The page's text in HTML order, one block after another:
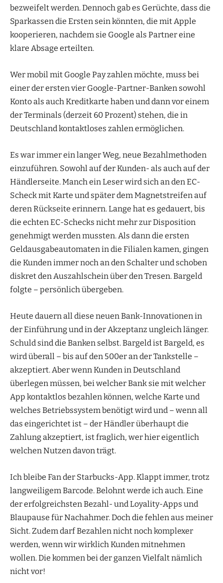
bezweifelt werden. Dennoch gab es Gerüchte, dass die
Sparkassen die Ersten sein könnten, die mit Apple
kooperieren, nachdem sie Google als Partner eine
klare Absage erteilten.
Wer mobil mit Google Pay zahlen möchte, muss bei
einer der ersten vier Google-Partner-Banken sowohl
Konto als auch Kreditkarte haben und dann vor einem
der Terminals (derzeit 60 Prozent) stehen, die in
Deutschland kontaktloses zahlen ermöglichen.
Es war immer ein langer Weg, neue Bezahlmethoden
einzuführen. Sowohl auf der Kunden- als auch auf der
Händlerseite. Manch ein Leser wird sich an den EC-
Scheck mit Karte und später dem Magnetstreifen auf
deren Rückseite erinnern. Lange hat es gedauert, bis
die echten EC-Schecks nicht mehr zur Disposition
genehmigt werden mussten. Als dann die ersten
Geldausgabeautomaten in die Filialen kamen, gingen
die Kunden immer noch an den Schalter und schoben
diskret den Auszahlschein über den Tresen. Bargeld
folgte – persönlich übergeben.
Heute dauern all diese neuen Bank-Innovationen in
der Einführung und in der Akzeptanz ungleich länger.
Schuld sind die Banken selbst. Bargeld ist Bargeld, es
wird überall – bis auf den 500er an der Tankstelle –
akzeptiert. Aber wenn Kunden in Deutschland
überlegen müssen, bei welcher Bank sie mit welcher
App kontaktlos bezahlen können, welche Karte und
welches Betriebssystem benötigt wird und – wenn all
das eingerichtet ist – der Händler überhaupt die
Zahlung akzeptiert, ist fraglich, wer hier eigentlich
welchen Nutzen davon trägt.
Ich bleibe Fan der Starbucks-App. Klappt immer, trotz
langweiligem Barcode. Belohnt werde ich auch. Eine
der erfolgreichsten Bezahl- und Loyality-Apps und
Blaupause für Nachahmer. Doch die fehlen aus meiner
Sicht. Zudem darf Bezahlen nicht noch komplexer
werden, wenn wir wirklich Kunden mitnehmen
wollen. Die kommen bei der ganzen Vielfalt nämlich
nicht vor!